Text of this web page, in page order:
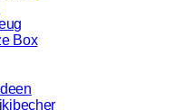
Box